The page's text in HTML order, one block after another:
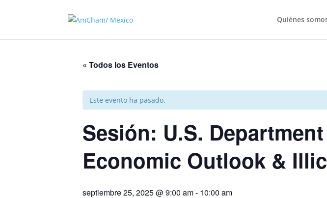
Quiénes
« Todos los Eventos
Este evento ha pasado.
Sesión: U.S.
Economic Outlook &
septiembre 25, 2025 @ 9:00 am- 10:00 am